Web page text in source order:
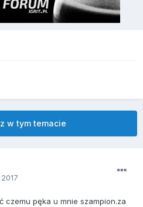
w tym temacie
czemu pęka u mnie szampion.za